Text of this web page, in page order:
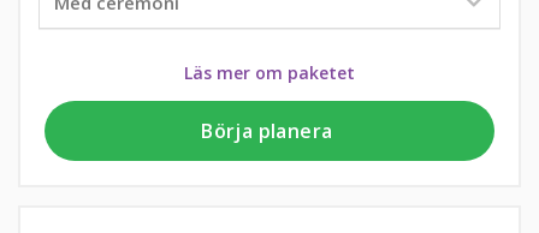
Läs mer om paketet
Börja planera